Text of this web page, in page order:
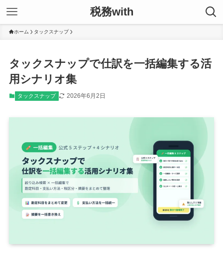
税務with
ホーム タックスナップ
タックスナップで仕訳を一括編集する活
用シナリオ集
タックスナップ 2026年6月2日